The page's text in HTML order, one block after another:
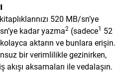
520 MB/sn’ye
kadar yazma2 (sadece1
52
aktarın ve bunlara erişin.
bir verimlilikle gezinirken,
akışı aksamaları ile vedalaşın.